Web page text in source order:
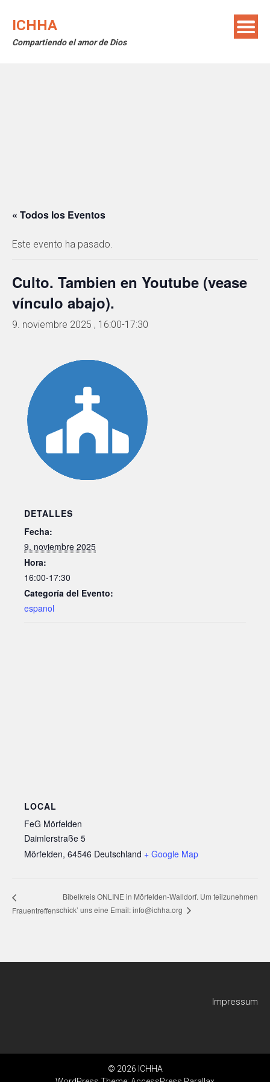
ICHHA
Compartiendo el amor de Dios
« Todos los Eventos
Este evento ha pasado.
Culto. Tambien en Youtube (vease
vínculo abajo).
9. noviembre 2025 , 16:00-17:30
DETALLES
Fecha:
9. noviembre 2025
Hora:
16:00-17:30
Categoría del Evento:
espanol
LOCAL
FeG Mörfelden
Daimlerstraße 5
Mörfelden, 64546 Deutschland + Google Map
Frauentreffen
Bibelkreis ONLINE in Mörfelden-Walldorf. Um teilzunehmen
schick’ uns eine Email: info@ichha.org
Impressum
© 2026 ICHHA